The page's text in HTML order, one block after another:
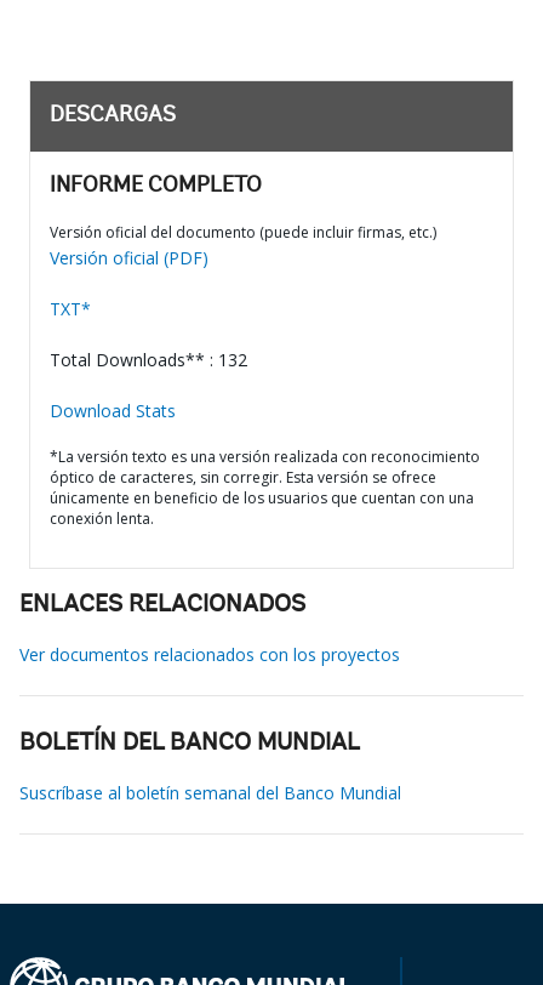
DESCARGAS
INFORME COMPLETO
Versión oficial del documento (puede incluir firmas, etc.)
Versión oficial (PDF)
TXT*
Total Downloads** : 132
Download Stats
*La versión texto es una versión realizada con reconocimiento
óptico de caracteres, sin corregir. Esta versión se ofrece
únicamente en beneficio de los usuarios que cuentan con una
conexión lenta.
ENLACES RELACIONADOS
Ver documentos relacionados con los proyectos
BOLETÍN DEL BANCO MUNDIAL
Suscríbase al boletín semanal del Banco Mundial